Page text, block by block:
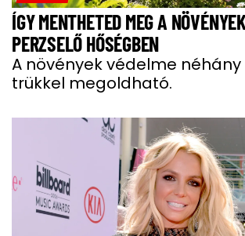
ÍGY MENTHETED MEG A
PERZSELŐ HŐSÉGBEN
A növények védelme néhány
trükkel megoldható.